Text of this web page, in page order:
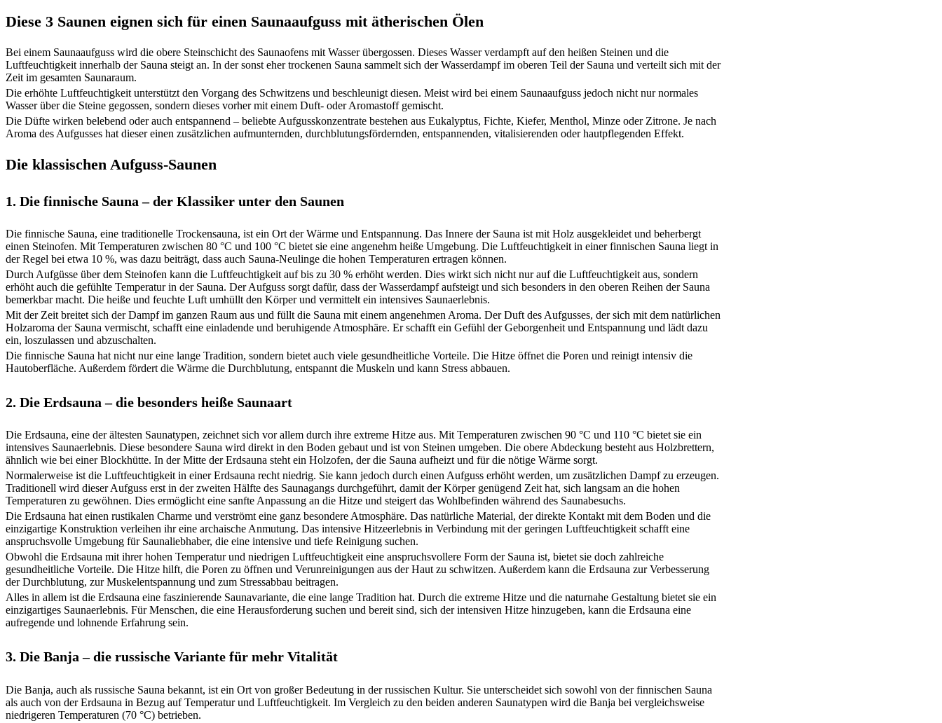
Diese 3 Saunen eignen sich für einen Saunaaufguss mit ätherischen Ölen
Bei einem Saunaaufguss wird die obere Steinschicht des Saunaofens mit Wasser übergossen. Dieses Wasser verdampft auf den heißen Steinen und die
Luftfeuchtigkeit innerhalb der Sauna steigt an. In der sonst eher trockenen Sauna sammelt sich der Wasserdampf im oberen Teil der Sauna und verteilt sich mit der
Zeit im gesamten Saunaraum.
Die erhöhte Luftfeuchtigkeit unterstützt den Vorgang des Schwitzens und beschleunigt diesen. Meist wird bei einem Saunaaufguss jedoch nicht nur normales
Wasser über die Steine gegossen, sondern dieses vorher mit einem Duft- oder Aromastoff gemischt.
Die Düfte wirken belebend oder auch entspannend – beliebte Aufgusskonzentrate bestehen aus Eukalyptus, Fichte, Kiefer, Menthol, Minze oder Zitrone. Je nach
Aroma des Aufgusses hat dieser einen zusätzlichen aufmunternden, durchblutungsfördernden, entspannenden, vitalisierenden oder hautpflegenden Effekt.
Die klassischen Aufguss-Saunen
1. Die finnische Sauna – der Klassiker unter den Saunen
Die finnische Sauna, eine traditionelle Trockensauna, ist ein Ort der Wärme und Entspannung. Das Innere der Sauna ist mit Holz ausgekleidet und beherbergt
einen Steinofen. Mit Temperaturen zwischen 80 °C und 100 °C bietet sie eine angenehm heiße Umgebung. Die Luftfeuchtigkeit in einer finnischen Sauna liegt in
der Regel bei etwa 10 %, was dazu beiträgt, dass auch Sauna-Neulinge die hohen Temperaturen ertragen können.
Durch Aufgüsse über dem Steinofen kann die Luftfeuchtigkeit auf bis zu 30 % erhöht werden. Dies wirkt sich nicht nur auf die Luftfeuchtigkeit aus, sondern
erhöht auch die gefühlte Temperatur in der Sauna. Der Aufguss sorgt dafür, dass der Wasserdampf aufsteigt und sich besonders in den oberen Reihen der Sauna
bemerkbar macht. Die heiße und feuchte Luft umhüllt den Körper und vermittelt ein intensives Saunaerlebnis.
Mit der Zeit breitet sich der Dampf im ganzen Raum aus und füllt die Sauna mit einem angenehmen Aroma. Der Duft des Aufgusses, der sich mit dem natürlichen
Holzaroma der Sauna vermischt, schafft eine einladende und beruhigende Atmosphäre. Er schafft ein Gefühl der Geborgenheit und Entspannung und lädt dazu
ein, loszulassen und abzuschalten.
Die finnische Sauna hat nicht nur eine lange Tradition, sondern bietet auch viele gesundheitliche Vorteile. Die Hitze öffnet die Poren und reinigt intensiv die
Hautoberfläche. Außerdem fördert die Wärme die Durchblutung, entspannt die Muskeln und kann Stress abbauen.
2. Die Erdsauna – die besonders heiße Saunaart
Die Erdsauna, eine der ältesten Saunatypen, zeichnet sich vor allem durch ihre extreme Hitze aus. Mit Temperaturen zwischen 90 °C und 110 °C bietet sie ein
intensives Saunaerlebnis. Diese besondere Sauna wird direkt in den Boden gebaut und ist von Steinen umgeben. Die obere Abdeckung besteht aus Holzbrettern,
ähnlich wie bei einer Blockhütte. In der Mitte der Erdsauna steht ein Holzofen, der die Sauna aufheizt und für die nötige Wärme sorgt.
Normalerweise ist die Luftfeuchtigkeit in einer Erdsauna recht niedrig. Sie kann jedoch durch einen Aufguss erhöht werden, um zusätzlichen Dampf zu erzeugen.
Traditionell wird dieser Aufguss erst in der zweiten Hälfte des Saunagangs durchgeführt, damit der Körper genügend Zeit hat, sich langsam an die hohen
Temperaturen zu gewöhnen. Dies ermöglicht eine sanfte Anpassung an die Hitze und steigert das Wohlbefinden während des Saunabesuchs.
Die Erdsauna hat einen rustikalen Charme und verströmt eine ganz besondere Atmosphäre. Das natürliche Material, der direkte Kontakt mit dem Boden und die
einzigartige Konstruktion verleihen ihr eine archaische Anmutung. Das intensive Hitzeerlebnis in Verbindung mit der geringen Luftfeuchtigkeit schafft eine
anspruchsvolle Umgebung für Saunaliebhaber, die eine intensive und tiefe Reinigung suchen.
Obwohl die Erdsauna mit ihrer hohen Temperatur und niedrigen Luftfeuchtigkeit eine anspruchsvollere Form der Sauna ist, bietet sie doch zahlreiche
gesundheitliche Vorteile. Die Hitze hilft, die Poren zu öffnen und Verunreinigungen aus der Haut zu schwitzen. Außerdem kann die Erdsauna zur Verbesserung
der Durchblutung, zur Muskelentspannung und zum Stressabbau beitragen.
Alles in allem ist die Erdsauna eine faszinierende Saunavariante, die eine lange Tradition hat. Durch die extreme Hitze und die naturnahe Gestaltung bietet sie ein
einzigartiges Saunaerlebnis. Für Menschen, die eine Herausforderung suchen und bereit sind, sich der intensiven Hitze hinzugeben, kann die Erdsauna eine
aufregende und lohnende Erfahrung sein.
3. Die Banja – die russische Variante für mehr Vitalität
Die Banja, auch als russische Sauna bekannt, ist ein Ort von großer Bedeutung in der russischen Kultur. Sie unterscheidet sich sowohl von der finnischen Sauna
als auch von der Erdsauna in Bezug auf Temperatur und Luftfeuchtigkeit. Im Vergleich zu den beiden anderen Saunatypen wird die Banja bei vergleichsweise
niedrigeren Temperaturen (70 °C) betrieben.